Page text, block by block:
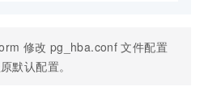
修改 pg_hba.conf 文件配置
默认配置。